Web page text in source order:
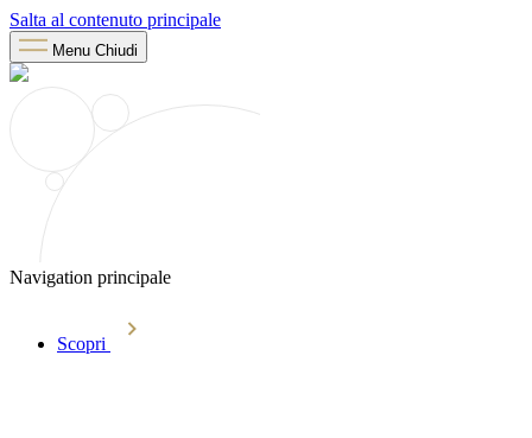
Salta al contenuto principale
Menu Chiudi
Navigation principale
Scopri